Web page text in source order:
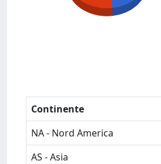
Continente
NA - Nord America
AS - Asia